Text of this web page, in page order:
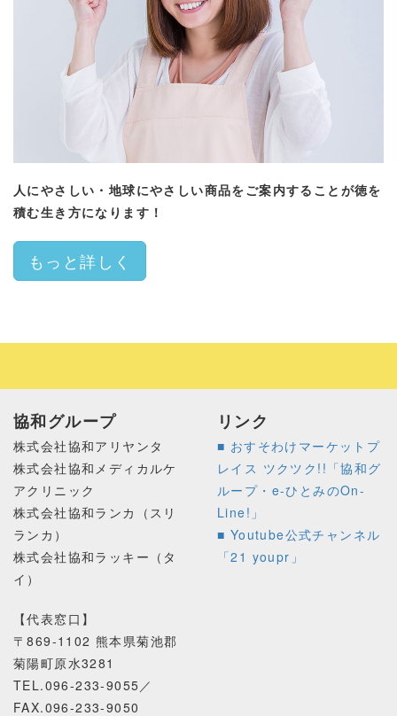
人にやさしい・地球にやさしい商品をご案内することが徳を
積む生き方になります！
もっと詳しく
協和グループ
株式会社協和アリヤンタ
株式会社協和メディカルケ
アクリニック
株式会社協和ランカ（スリ
ランカ）
株式会社協和ラッキー（タ
イ）
【代表窓口】
〒869-1102 熊本県菊池郡
菊陽町原水3281
TEL.096-233-9055／
FAX.096-233-9050
リンク
■ おすそわけマーケットプ
レイス ツクツク!!「協和グ
ループ・e-ひとみのOn-
Line!」
■ Youtube公式チャンネル
「21 youpr」